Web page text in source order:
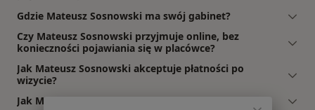
Gdzie Mateusz Sosnowski ma swój gabinet?
Czy Mateusz Sosnowski przyjmuje online, bez
konieczności pojawiania się w placówce?
Jak Mateusz Sosnowski akceptuje płatności po
wizycie?
Jak Mateusz Sosnowski umawia wizyty?